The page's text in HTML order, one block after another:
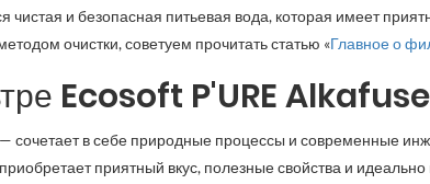
чистая и безопасная питьевая вода, которая имеет
очистки, советуем прочитать статью «Главное о
Ecosoft P'URE Alkafuse
сочетает в себе природные процессы и современные
приятный вкус, полезные свойства и